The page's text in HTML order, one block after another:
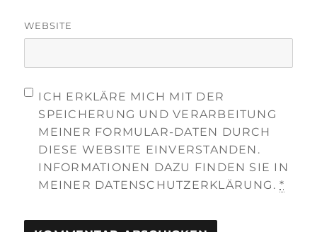
WEBSITE
ICH ERKLÄRE MICH MIT DER
SPEICHERUNG UND VERARBEITUNG
MEINER FORMULAR-DATEN DURCH
DIESE WEBSITE EINVERSTANDEN.
INFORMATIONEN DAZU FINDEN SIE IN
MEINER DATENSCHUTZERKLÄRUNG.*